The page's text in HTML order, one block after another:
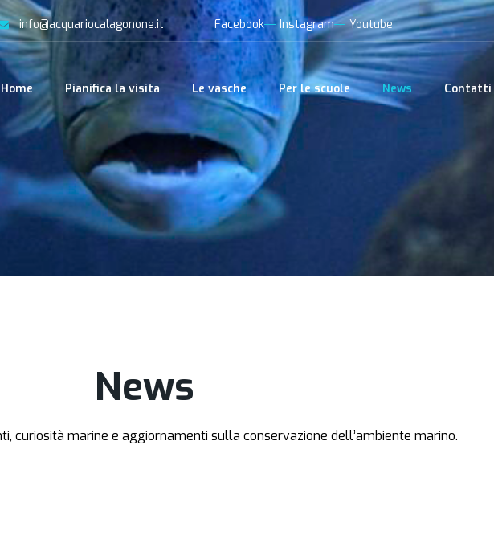
info@acquariocalagonone.it Facebook Instagram Youtube
Home Pianifica la visita Le vasche Per le scuole News Contatti
News
curiosità marine e aggiornamenti sulla conservazione dell’ambiente marino.